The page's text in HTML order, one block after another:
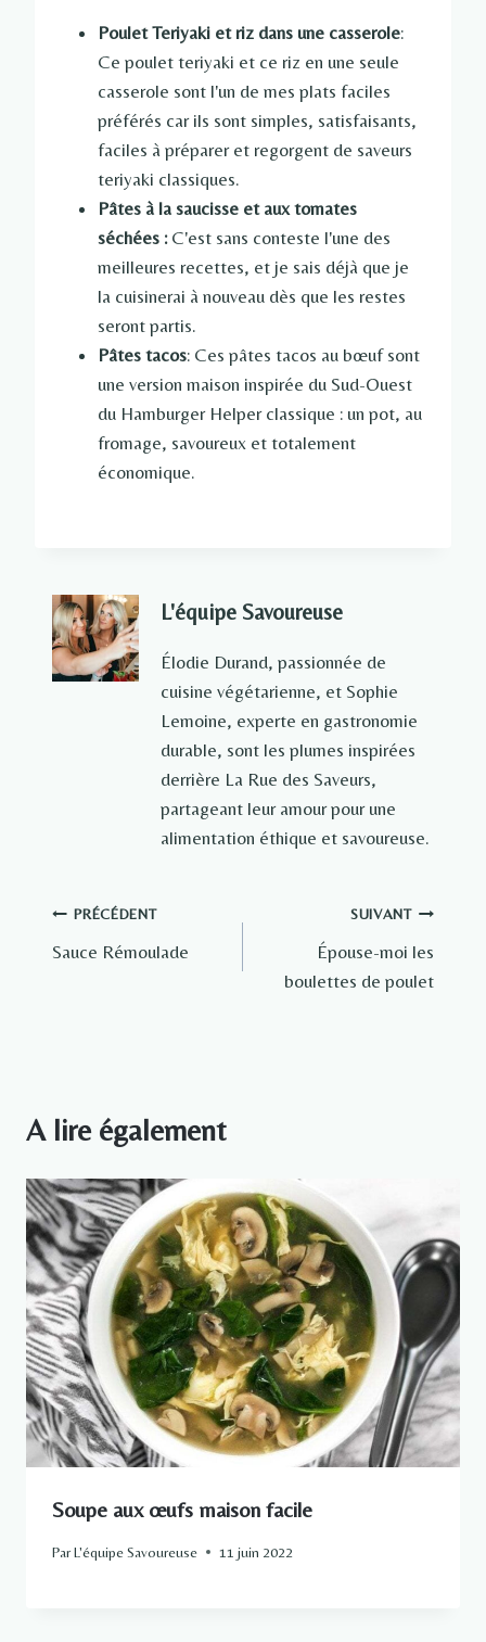
Poulet Teriyaki et riz dans une casserole:
Ce poulet teriyaki et ce riz en une seule
casserole sont l'un de mes plats faciles
préférés car ils sont simples, satisfaisants,
faciles à préparer et regorgent de saveurs
teriyaki classiques.
Pâtes à la saucisse et aux tomates
séchées :C'est sans conteste l'une des
meilleures recettes, et je sais déjà que je
la cuisinerai à nouveau dès que les restes
seront partis.
Pâtes tacos: Ces pâtes tacos au bœuf sont
une version maison inspirée du Sud-Ouest
du Hamburger Helper classique : un pot, au
fromage, savoureux et totalement
économique.
L'équipe Savoureuse
Élodie Durand, passionnée de
cuisine végétarienne, et Sophie
Lemoine, experte en gastronomie
durable, sont les plumes inspirées
derrière La Rue des Saveurs,
partageant leur amour pour une
alimentation éthique et savoureuse.
Navigation
de
PRÉCÉDENT
Sauce Rémoulade
SUIVANT
Épouse-moi les
boulettes de poulet
A lire également
Soupe aux œufs maison facile
ParL'équipe Savoureuse 11 juin 2022